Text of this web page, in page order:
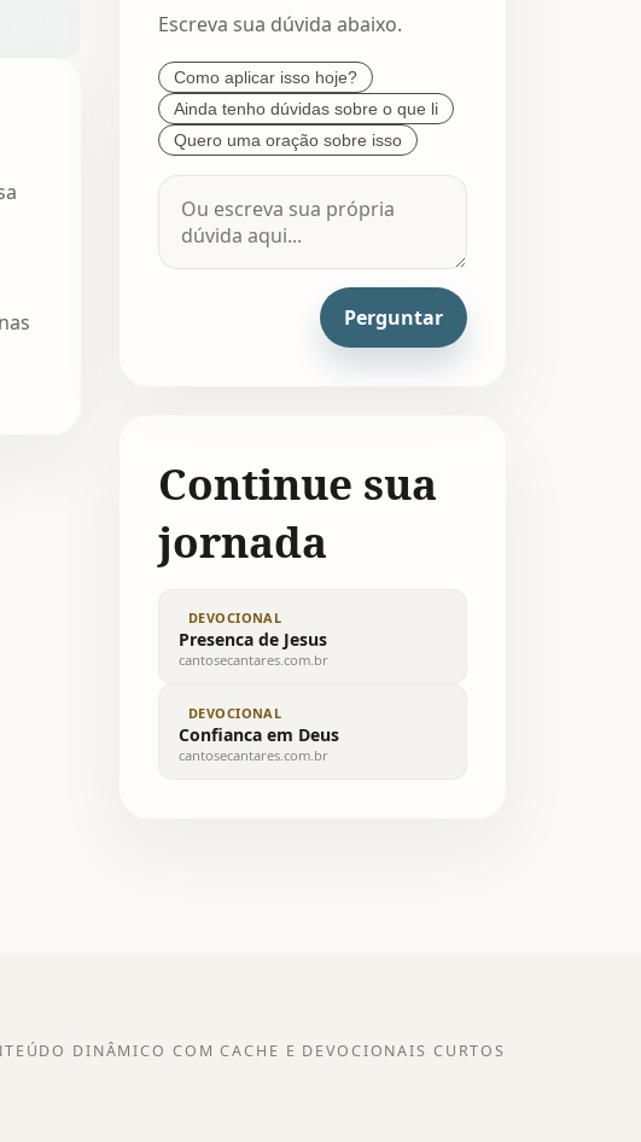
Escreva sua dúvida abaixo.
Como aplicar isso hoje?
Ainda tenho dúvidas sobre o que li
Quero uma oração sobre isso
Perguntar
Continue sua
jornada
DEVOCIONAL
Presenca de Jesus
cantosecantares.com.br
DEVOCIONAL
Confianca em Deus
cantosecantares.com.br
DINÂMICO COM CACHE E DEVOCIONAIS CURTOS